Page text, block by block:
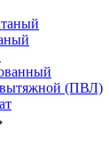
вытяжной (ПВЛ)